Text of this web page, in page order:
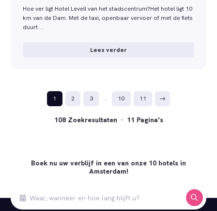
Hoe ver ligt Hotel Levell van het stadscentrum?Het hotel ligt 10
km van de Dam. Met de taxi, openbaar vervoer of met de fiets
duurt …
Lees verder
1 2 3 … 10 11
108 Zoekresultaten · 11 Pagina's
Boek nu uw verblijf in een van onze 10 hotels in
Amsterdam!